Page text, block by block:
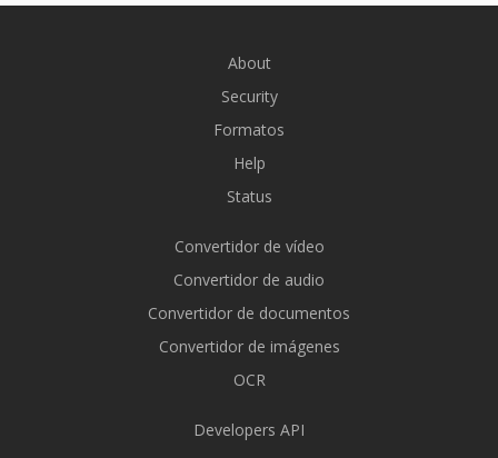
About
Security
Formatos
Help
Status
Convertidor de vídeo
Convertidor de audio
Convertidor de documentos
Convertidor de imágenes
OCR
Developers API